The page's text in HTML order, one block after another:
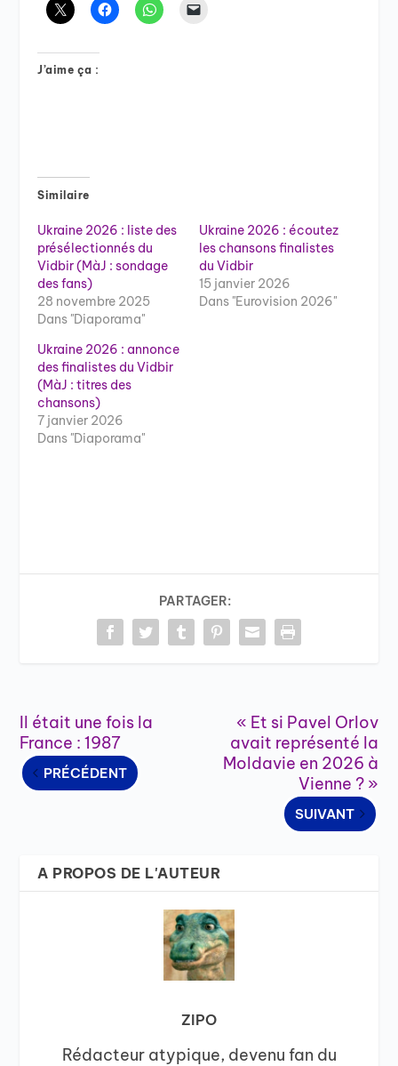
J’aime ça :
Similaire
Ukraine 2026 : liste des
présélectionnés du
Vidbir (MàJ : sondage
des fans)
28 novembre 2025
Dans "Diaporama"
Ukraine 2026 : écoutez
les chansons finalistes
du Vidbir
15 janvier 2026
Dans "Eurovision 2026"
Ukraine 2026 : annonce
des finalistes du Vidbir
(MàJ : titres des
chansons)
7 janvier 2026
Dans "Diaporama"
PARTAGER:
Il était une fois la
France : 1987
PRÉCÉDENT
« Et si Pavel Orlov
avait représenté la
Moldavie en 2026 à
Vienne ? »
SUIVANT
A PROPOS DE L'AUTEUR
ZIPO
Rédacteur atypique, devenu fan du